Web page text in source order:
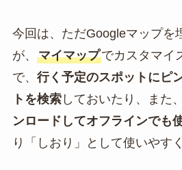
今回は、ただGoogleマップを
が、 マイマップでカスタマイ
で、 行く予定のスポットにピ
トを検索しておいたり、また、
ンロードしてオフラインでも
り「しおり」として使いやす